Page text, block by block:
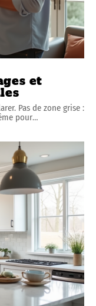
et
Pas de zone grise :
pour…